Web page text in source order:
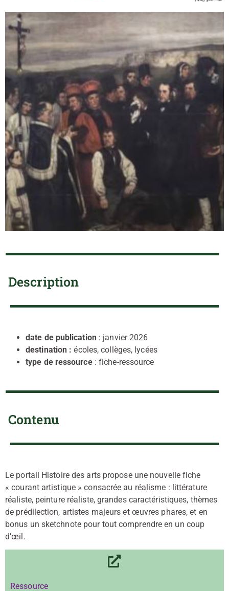
Description
date de publication: janvier 2026
destination :écoles, collèges, lycées
type de ressource: fiche-ressource
Contenu
Le portail Histoire des arts propose une nouvelle fiche
« courant artistique » consacrée au réalisme : littérature
réaliste, peinture réaliste, grandes caractéristiques, thèmes
de prédilection, artistes majeurs et œuvres phares, et en
bonus un sketchnote pour tout comprendre en un coup
d’œil.
Ressource